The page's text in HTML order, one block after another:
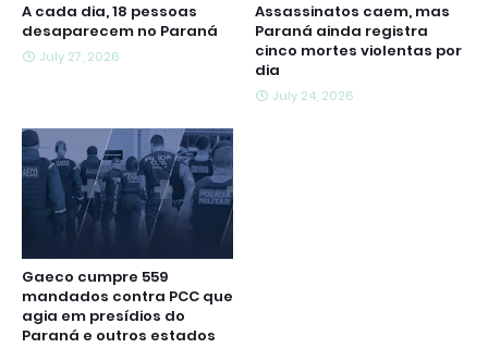
A cada dia, 18 pessoas
desaparecem no Paraná
July 27, 2026
Assassinatos caem, mas
Paraná ainda registra
cinco mortes violentas por
dia
July 24, 2026
Gaeco cumpre 559
mandados contra PCC que
agia em presídios do
Paraná e outros estados